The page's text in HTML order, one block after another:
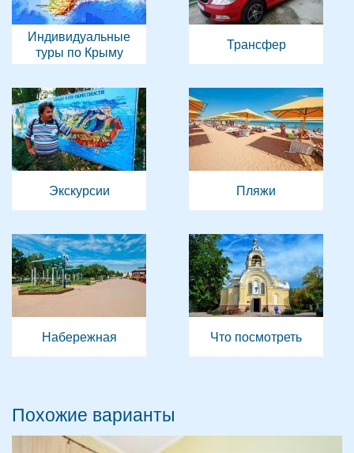
Индивидуальные
туры по Крыму
Трансфер
Экскурсии Пляжи
Набережная Что посмотреть
Похожие варианты